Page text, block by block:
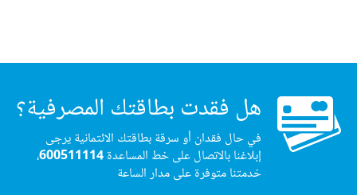
هل فقدت بطاقتك المصرفية؟
في حال فقدان أو سرقة بطاقتك الائتمانية يرجى
إبلاغنا بالاتصال على خط المساعدة600511114،
خدمتنا متوفرة على مدار الساعة